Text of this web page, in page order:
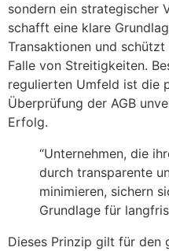
sondern ein strategischer
schafft eine klare
Transaktionen und
Falle von Streitigkeiten.
regulierten Umfeld ist die
Überprüfung der AGB
Erfolg.
“Unternehmen, die
durch transparente
minimieren, sichern
Grundlage für
Dieses Prinzip gilt für den